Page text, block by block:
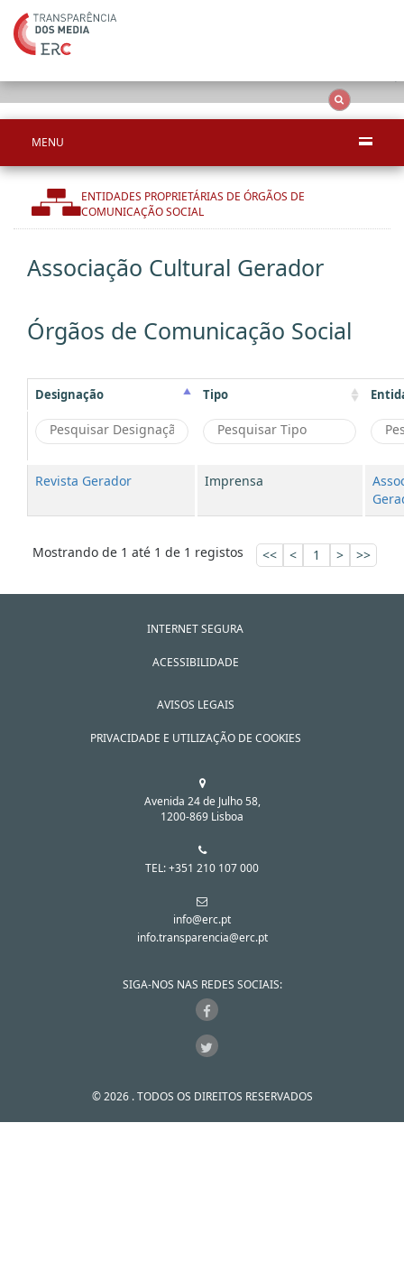
MENU
ENTIDADES PROPRIETÁRIAS DE ÓRGÃOS DE
COMUNICAÇÃO SOCIAL
Associação Cultural Gerador
Órgãos de Comunicação Social
Designação Tipo
Revista Gerador Imprensa
Mostrando de 1 até 1 de 1 registos << < 1 > >>
INTERNET SEGURA
ACESSIBILIDADE
AVISOS LEGAIS
PRIVACIDADE E UTILIZAÇÃO DE COOKIES
Avenida 24 de Julho 58,
1200-869 Lisboa
TEL: +351 210 107 000
info@erc.pt
info.transparencia@erc.pt
SIGA-NOS NAS REDES SOCIAIS:
© 2026 . TODOS OS DIREITOS RESERVADOS